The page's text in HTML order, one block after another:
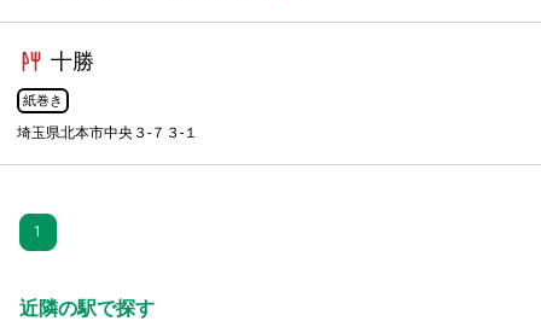
十勝
紙巻き
埼玉県北本市中央３-７３-１
1
近隣の駅で探す